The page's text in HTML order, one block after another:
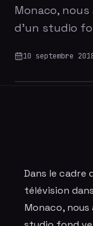
Monaco,
d'un studio
10 septembre
Dans le cadre
télévision
Monaco,